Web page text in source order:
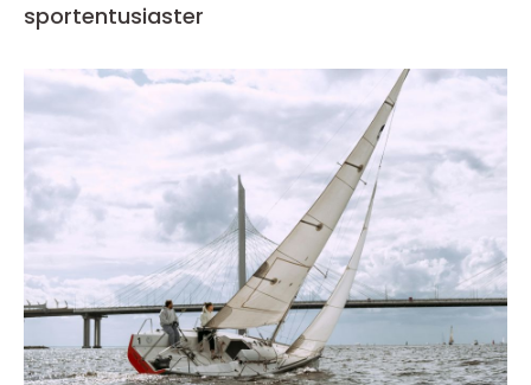
sportentusiaster